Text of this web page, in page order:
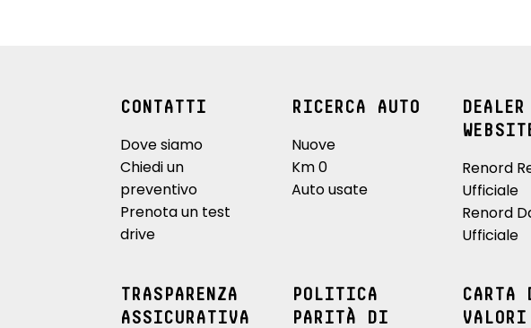
CONTATTI
Dove siamo
Chiedi un
preventivo
Prenota un test
drive
RICERCA AUTO
Nuove
Km 0
Auto usate
DEALER
Renord
Ufficiale
Renord
Ufficiale
TRASPARENZA
ASSICURATIVA
POLITICA
PARITÀ DI
CARTA
VALORI